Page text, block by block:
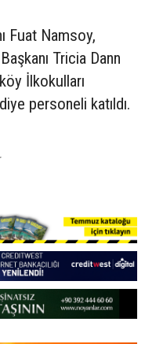
Fuat Namsoy,
Tricia Dann
İlkokulları
personeli katıldı.